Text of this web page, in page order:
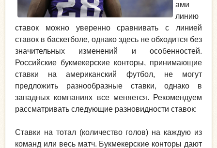
ами
линию
ставок можно уверенно сравнивать с линией
ставок в баскетболе, однако здесь не обходится без
значительных изменений и особенностей.
Российские букмекерские конторы, принимающие
ставки на американский футбол, не могут
предложить разнообразные ставки, однако в
западных компаниях все меняется. Рекомендуем
рассматривать следующие разновидности ставок:
Ставки на тотал (количество голов) на каждую из
команд или весь матч. Букмекерские конторы дают